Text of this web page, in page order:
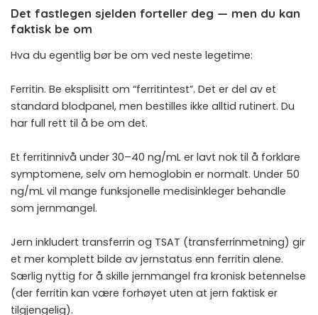
Det fastlegen sjelden forteller deg — men du kan
faktisk be om
Hva du egentlig bør be om ved neste legetime:
Ferritin. Be eksplisitt om “ferritintest”. Det er del av et
standard blodpanel, men bestilles ikke alltid rutinert. Du
har full rett til å be om det.
Et ferritinnivå under 30–40 ng/mL er lavt nok til å forklare
symptomene, selv om hemoglobin er normalt. Under 50
ng/mL vil mange funksjonelle medisinkleger behandle
som jernmangel.
Jern inkludert transferrin og TSAT (transferrinmetning) gir
et mer komplett bilde av jernstatus enn ferritin alene.
Særlig nyttig for å skille jernmangel fra kronisk betennelse
(der ferritin kan være forhøyet uten at jern faktisk er
tilgjengelig).